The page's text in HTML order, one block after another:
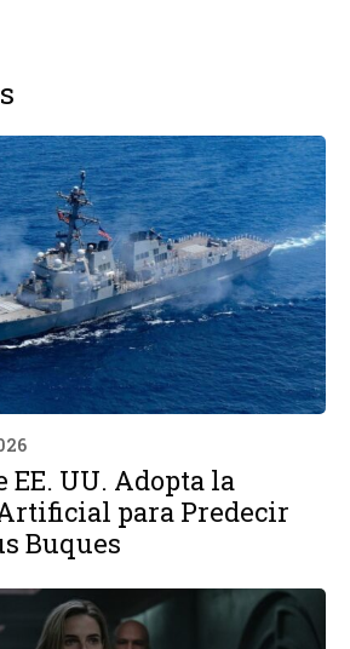
EE. UU. Adopta la
para Predecir
Buques